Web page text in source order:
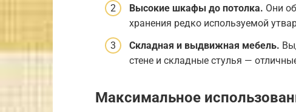
Высокие шкафы до потолка. Они
хранения редко используемой
Складная и выдвижная мебель.
стене и складные стулья —
Максимальное